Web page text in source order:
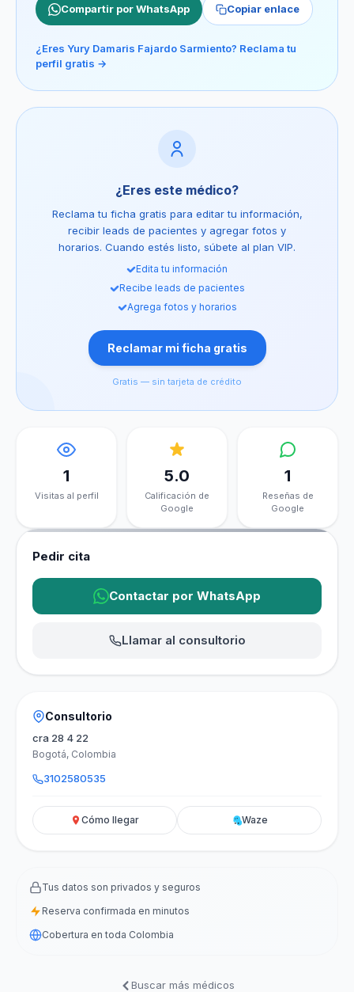
Compartir por WhatsApp Copiar enlace
¿Eres Yury Damaris Fajardo Sarmiento? Reclama tu
perfil gratis →
¿Eres este médico?
Reclama tu ficha gratis para editar tu información,
recibir leads de pacientes y agregar fotos y
horarios. Cuando estés listo, súbete al plan VIP.
Edita tu información
Recibe leads de pacientes
Agrega fotos y horarios
Reclamar mi ficha gratis
Gratis — sin tarjeta de crédito
1
Visitas al perfil
5.0
Calificación de
Google
1
Reseñas de
Google
Pedir cita
Contactar por WhatsApp
Llamar al consultorio
Consultorio
cra 28 4 22
Bogotá, Colombia
3102580535
Cómo llegar Waze
Tus datos son privados y seguros
Reserva confirmada en minutos
Cobertura en toda Colombia
Buscar más médicos